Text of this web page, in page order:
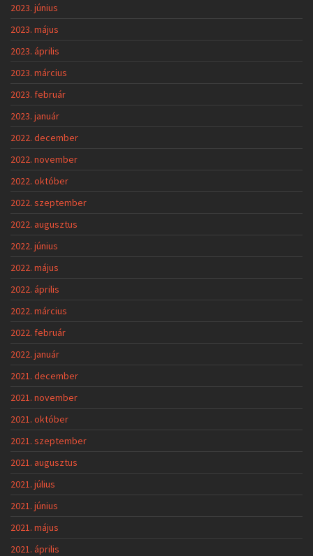
2023. június
2023. május
2023. április
2023. március
2023. február
2023. január
2022. december
2022. november
2022. október
2022. szeptember
2022. augusztus
2022. június
2022. május
2022. április
2022. március
2022. február
2022. január
2021. december
2021. november
2021. október
2021. szeptember
2021. augusztus
2021. július
2021. június
2021. május
2021. április